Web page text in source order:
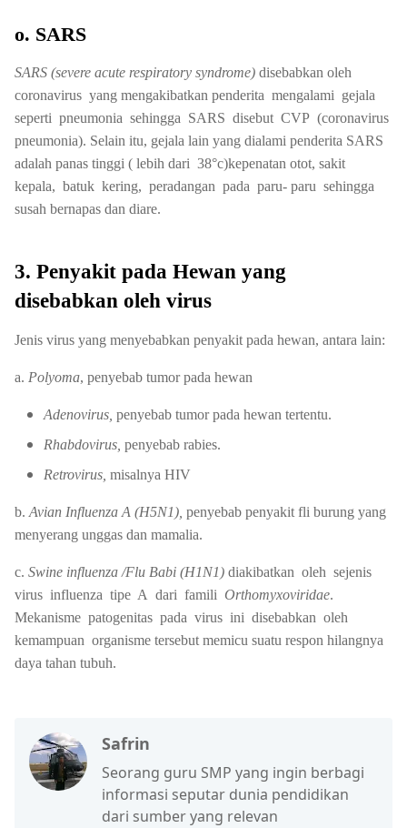
o. SARS
SARS (severe acute respiratory syndrome) disebabkan oleh
coronavirus yang mengakibatkan penderita mengalami gejala
seperti pneumonia sehingga SARS disebut CVP (coronavirus
pneumonia). Selain itu, gejala lain yang dialami penderita SARS
adalah panas tinggi ( lebih dari 38°c)kepenatan otot, sakit
kepala, batuk kering, peradangan pada paru- paru sehingga
susah bernapas dan diare.
3. Penyakit pada Hewan yang
disebabkan oleh virus
Jenis virus yang menyebabkan penyakit pada hewan, antara lain:
a. Polyoma, penyebab tumor pada hewan
Adenovirus, penyebab tumor pada hewan tertentu.
Rhabdovirus, penyebab rabies.
Retrovirus, misalnya HIV
b. Avian Influenza A (H5N1), penyebab penyakit fli burung yang
menyerang unggas dan mamalia.
c. Swine influenza /Flu Babi (H1N1) diakibatkan oleh sejenis
virus influenza tipe A dari famili Orthomyxoviridae.
Mekanisme patogenitas pada virus ini disebabkan oleh
kemampuan organisme tersebut memicu suatu respon hilangnya
daya tahan tubuh.
Safrin
Seorang guru SMP yang ingin berbagi
informasi seputar dunia pendidikan
dari sumber yang relevan